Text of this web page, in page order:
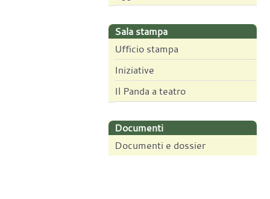
Sala stampa
Ufficio stampa
Iniziative
Il Panda a teatro
Documenti
Documenti e dossier